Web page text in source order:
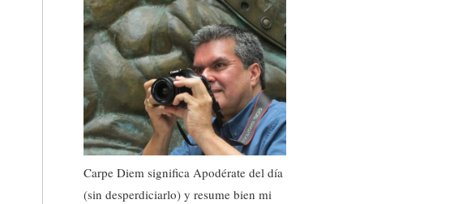
Carpe Diem significa Apodérate del día
(sin desperdiciarlo) y resume bien mi